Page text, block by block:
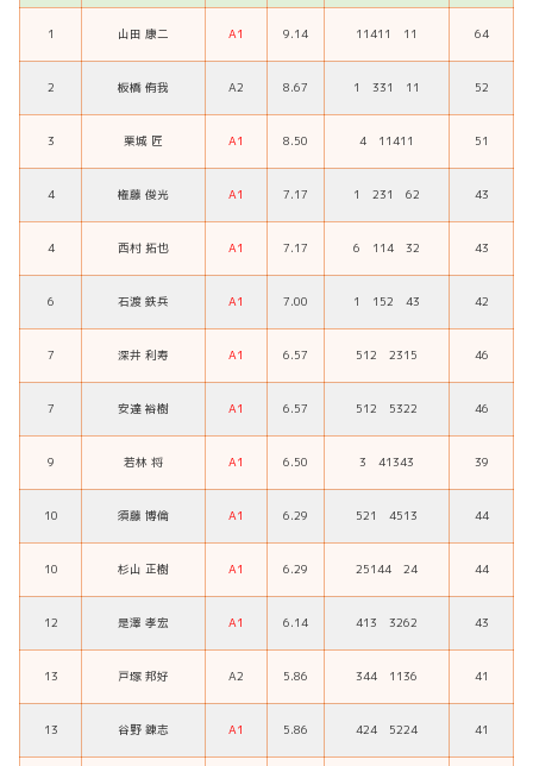
1 山田 康二 A1 9.14 11411 11 64
2 板橋 侑我 A2 8.67 1 331 11 52
3 栗城 匠 A1 8.50 4 11411 51
4 権藤 俊光 A1 7.17 1 231 62 43
4 西村 拓也 A1 7.17 6 114 32 43
6 石渡 鉄兵 A1 7.00 1 152 43 42
7 深井 利寿 A1 6.57 512 2315 46
7 安達 裕樹 A1 6.57 512 5322 46
9 若林 将 A1 6.50 3 41343 39
10 須藤 博倫 A1 6.29 521 4513 44
10 杉山 正樹 A1 6.29 25144 24 44
12 是澤 孝宏 A1 6.14 413 3262 43
13 戸塚 邦好 A2 5.86 344 1136 41
13 谷野 錬志 A1 5.86 424 5224 41